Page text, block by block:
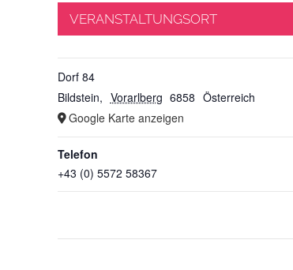
VERANSTALTUNGSORT
Dorf 84
Bildstein, Vorarlberg 6858 Österreich
Google Karte anzeigen
Telefon
+43 (0) 5572 58367